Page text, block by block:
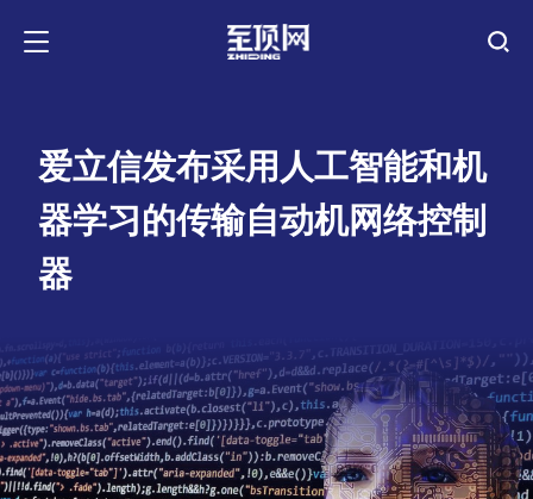
爱立信发布采用人工智能和机
器学习的传输自动机网络控制
器